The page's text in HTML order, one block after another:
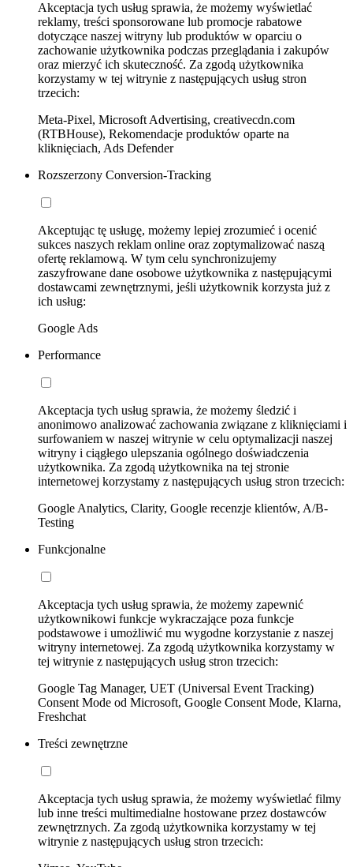
Akceptacja tych usług sprawia, że możemy wyświetlać
reklamy, treści sponsorowane lub promocje rabatowe
dotyczące naszej witryny lub produktów w oparciu o
zachowanie użytkownika podczas przeglądania i zakupów
oraz mierzyć ich skuteczność. Za zgodą użytkownika
korzystamy w tej witrynie z następujących usług stron
trzecich:
Meta-Pixel, Microsoft Advertising, creativecdn.com
(RTBHouse), Rekomendacje produktów oparte na
kliknięciach, Ads Defender
Rozszerzony Conversion-Tracking
Akceptując tę usługę, możemy lepiej zrozumieć i ocenić
sukces naszych reklam online oraz zoptymalizować naszą
ofertę reklamową. W tym celu synchronizujemy
zaszyfrowane dane osobowe użytkownika z następującymi
dostawcami zewnętrznymi, jeśli użytkownik korzysta już z
ich usług:
Google Ads
Performance
Akceptacja tych usług sprawia, że możemy śledzić i
anonimowo analizować zachowania związane z kliknięciami i
surfowaniem w naszej witrynie w celu optymalizacji naszej
witryny i ciągłego ulepszania ogólnego doświadczenia
użytkownika. Za zgodą użytkownika na tej stronie
internetowej korzystamy z następujących usług stron trzecich:
Google Analytics, Clarity, Google recenzje klientów, A/B-
Testing
Funkcjonalne
Akceptacja tych usług sprawia, że możemy zapewnić
użytkownikowi funkcje wykraczające poza funkcje
podstawowe i umożliwić mu wygodne korzystanie z naszej
witryny internetowej. Za zgodą użytkownika korzystamy w
tej witrynie z następujących usług stron trzecich:
Google Tag Manager, UET (Universal Event Tracking)
Consent Mode od Microsoft, Google Consent Mode, Klarna,
Freshchat
Treści zewnętrzne
Akceptacja tych usług sprawia, że możemy wyświetlać filmy
lub inne treści multimedialne hostowane przez dostawców
zewnętrznych. Za zgodą użytkownika korzystamy w tej
witrynie z następujących usług stron trzecich: